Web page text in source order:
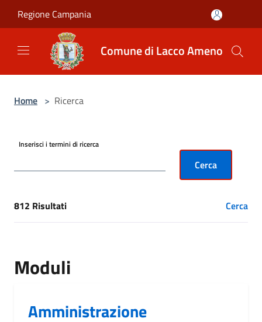
Regione Campania
Comune di Lacco Ameno
Home > Ricerca
Inserisci i termini di ricerca
Cerca
[results] Risultati
812 Risultati Cerca
Moduli
Amministrazione